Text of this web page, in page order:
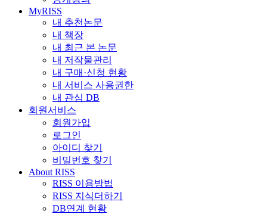
MyRISS
내 추천논문
내 책장
내 최근 본 논문
내 저작물관리
내 구매·신청 현황
내 서비스 사용권한
내 관심 DB
회원서비스
회원가입
로그인
아이디 찾기
비밀번호 찾기
About RISS
RISS 이용방법
RISS 지식더하기
DB연계 현황